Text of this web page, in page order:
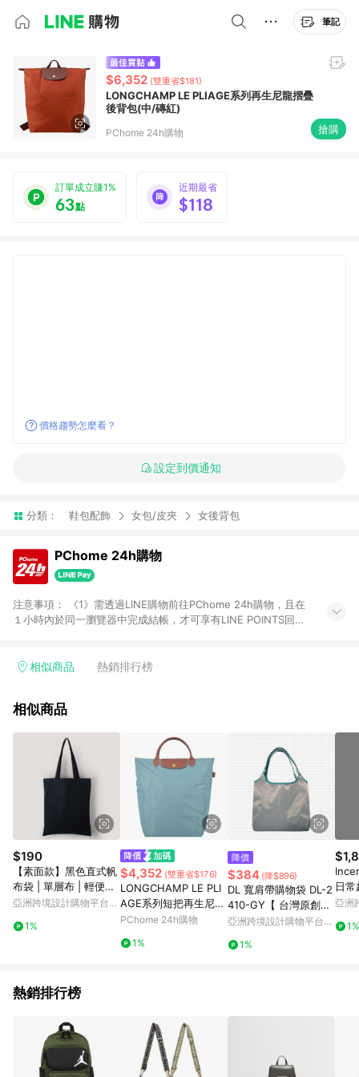
筆記
$6,352 (雙重省$181)
LONGCHAMP LE PLIAGE系列再生尼龍摺疊
後背包(中/磚紅)
PChome 24h購物 搶購
訂單成立賺1%
63點
近期最省
$118
價格趨勢怎麼看？
設定到價通知
分類： 鞋包配飾 女包/皮夾 女後背包
PChome 24h購物
注意事項： 《1》需透過LINE購物前往PChome 24h購物，且在
１小時內於同一瀏覽器中完成結帳，才可享有LINE POINTS回饋
在點數回饋範圍內。 《3》如取消訂單、退貨、購物中登出
品、票券、訂閱方案、PChome儲值商品、企業專區/企業採購、
值點數、點數/禮物卡 [2025/2/16起適用] - 票券全品項
[2026/6/2起適用] 《5》回饋點數的計算將會排除【訂單活動折
扣 (含折價券折扣)】、【P幣扣抵】、【現金積點扣抵】及【訂單
運費】等金額。 《6》符合LINE POINTS回饋資格之訂單將於商
家訂單頁面標示「LINE回饋」，若無此標示則 不符合回饋LINE
POINTS點數資格亦不得使用點數紅包 。 《7》LINE購物設有
「單一商品最高回饋點數」機制 (特殊活動時開放「回饋無上
限」)，以同一訂單中同一商品不論件數計算，並依訂單成立時間
當下LINE購物所設定的回饋機制為準。 《8》LINE購物為購物資
訊整合性平台，商品資料更新會有時間差，如顯示之商品規格、
顏色、價位、贈品與PChome 24h購物銷售網頁不符，以銷售網
頁標示為準！
相似商品 熱銷排行榜
相似商品
$190
【素面款】黑色直式帆
布袋 | 單層布 | 輕便款_
台灣製帆布包
亞洲跨境設計購物平台
1%
$4,352 (雙重省$176)
LONGCHAMP LE PLI
AGE系列短把再生尼龍
手提包(中/尤加利綠)
PChome 24h購物
1%
降價
$384 (降$896)
DL 寬肩帶購物袋 DL-2
410-GY【 台灣原創品
包包品牌】
亞洲跨境設計購物平台
1%
日
亞洲
1%
熱銷排行榜